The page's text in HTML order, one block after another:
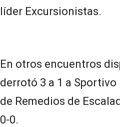
líder Excursionistas.
En otros encuentros
derrotó 3 a 1 a
de Remedios de
0-0.